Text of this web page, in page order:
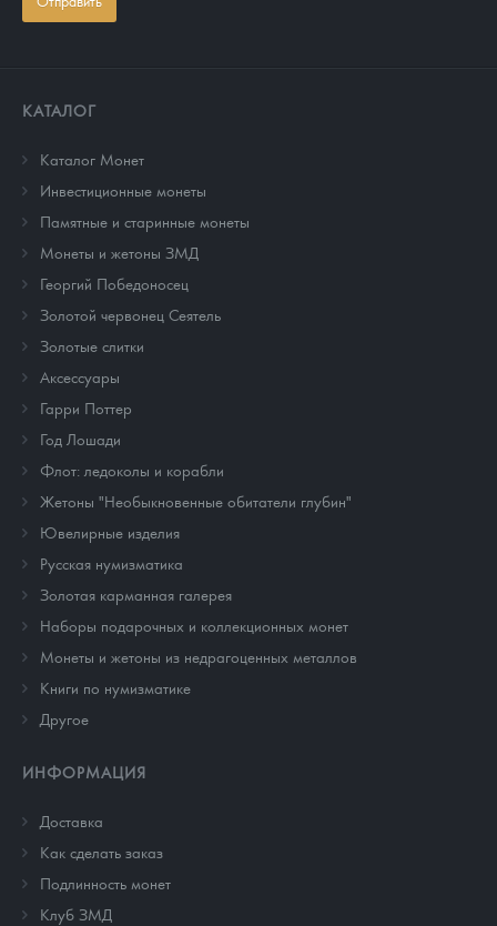
КАТАЛОГ
Каталог Монет
Инвестиционные монеты
Памятные и старинные монеты
Монеты и жетоны ЗМД
Георгий Победоносец
Золотой червонец Сеятель
Золотые слитки
Аксессуары
Гарри Поттер
Год Лошади
Флот: ледоколы и корабли
Жетоны "Необыкновенные обитатели глубин"
Ювелирные изделия
Русская нумизматика
Золотая карманная галерея
Наборы подарочных и коллекционных монет
Монеты и жетоны из недрагоценных металлов
Книги по нумизматике
Другое
ИНФОРМАЦИЯ
Доставка
Как сделать заказ
Подлинность монет
Клуб ЗМД